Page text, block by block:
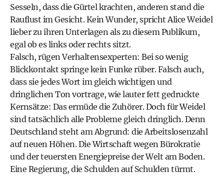
Sesseln, dass die Gürtel krachten, anderen stand die
Rauflust im Gesicht. Kein Wunder, spricht Alice Weidel
lieber zu ihren Unterlagen als zu diesem Publikum,
egal ob es links oder rechts sitzt.
Falsch, rügen Verhaltensexperten: Bei so wenig
Blickkontakt springe kein Funke rüber. Falsch auch,
dass sie jedes Wort im gleich wichtigen und
dringlichen Ton vortrage, wie lauter fett gedruckte
Kernsätze: Das ermüde die Zuhörer. Doch für Weidel
sind tatsächlich alle Probleme gleich dringlich. Denn
Deutschland steht am Abgrund: die Arbeitslosenzahl
auf neuen Höhen. Die Wirtschaft wegen Bürokratie
und der teuersten Energiepreise der Welt am Boden.
Eine Regierung, die Schulden auf Schulden türmt.